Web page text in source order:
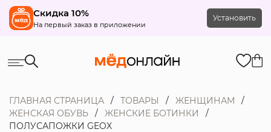
Скидка 10%
На первый заказ в приложении
Установить
ГЛАВНАЯ СТРАНИЦА ТОВАРЫ
ЖЕНЩИНАМ
ЖЕНСКАЯ ОБУВЬ
ЖЕНСКИЕ БОТИНКИ
ПОЛУСАПОЖКИ GEOX